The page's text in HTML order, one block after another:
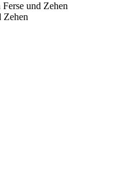
und Zehen
Zehen